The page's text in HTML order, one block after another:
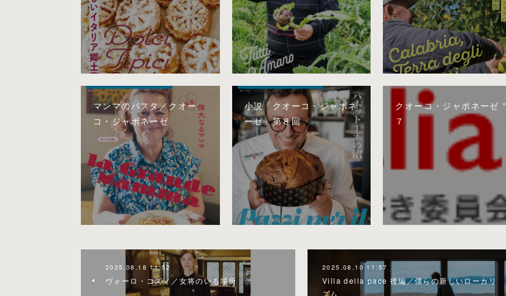
マンマのパスタ／クオー
コ・ジャポネーゼ
小説「クオーコ・ジャポネ
ーゼ」第８回
クオーコ・ジャポネーゼ °
７
2025.08.18 11:52
ヴォーロ・コズィ／女将のいる場所
2025.08.10 11:57
Villa della pace 後編／僕らの新しいローカリ
ズム